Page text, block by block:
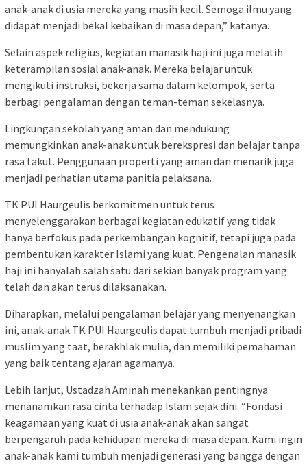
anak-anak di usia mereka yang masih kecil. Semoga ilmu yang
didapat menjadi bekal kebaikan di masa depan,” katanya.
Selain aspek religius, kegiatan manasik haji ini juga melatih
keterampilan sosial anak-anak. Mereka belajar untuk
mengikuti instruksi, bekerja sama dalam kelompok, serta
berbagi pengalaman dengan teman-teman sekelasnya.
Lingkungan sekolah yang aman dan mendukung
memungkinkan anak-anak untuk berekspresi dan belajar tanpa
rasa takut. Penggunaan properti yang aman dan menarik juga
menjadi perhatian utama panitia pelaksana.
TK PUI Haurgeulis berkomitmen untuk terus
menyelenggarakan berbagai kegiatan edukatif yang tidak
hanya berfokus pada perkembangan kognitif, tetapi juga pada
pembentukan karakter Islami yang kuat. Pengenalan manasik
haji ini hanyalah salah satu dari sekian banyak program yang
telah dan akan terus dilaksanakan.
Diharapkan, melalui pengalaman belajar yang menyenangkan
ini, anak-anak TK PUI Haurgeulis dapat tumbuh menjadi pribadi
muslim yang taat, berakhlak mulia, dan memiliki pemahaman
yang baik tentang ajaran agamanya.
Lebih lanjut, Ustadzah Aminah menekankan pentingnya
menanamkan rasa cinta terhadap Islam sejak dini. “Fondasi
keagamaan yang kuat di usia anak-anak akan sangat
berpengaruh pada kehidupan mereka di masa depan. Kami ingin
anak-anak kami tumbuh menjadi generasi yang bangga dengan